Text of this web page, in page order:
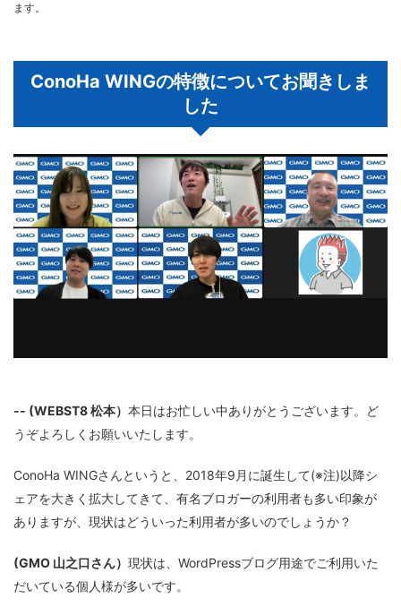
ます。
ConoHa WINGの特徴についてお聞きしま
した
-- (WEBST8 松本） 本日はお忙しい中ありがとうございます。ど
うぞよろしくお願いいたします。
ConoHa WINGさんというと、2018年9月に誕生して(※注)以降シ
ェアを大きく拡大してきて、有名ブロガーの利用者も多い印象が
ありますが、現状はどういった利用者が多いのでしょうか？
(GMO 山之口さん） 現状は、WordPressブログ用途でご利用いた
だいている個人様が多いです。